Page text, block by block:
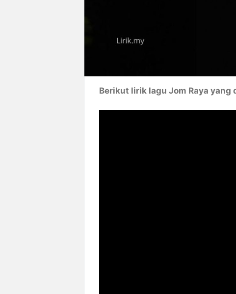
Berikut lirik lagu Jom Raya